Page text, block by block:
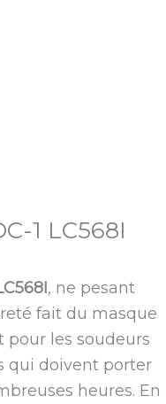
1 LC568I
, ne pesant
fait du masque
pour les soudeurs
qui doivent porter
heures. En